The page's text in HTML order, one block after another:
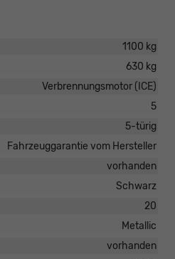
1100 kg
630 kg
Verbrennungsmotor (ICE)
5
5-türig
Fahrzeuggarantie vom Hersteller
vorhanden
Schwarz
20
Metallic
vorhanden